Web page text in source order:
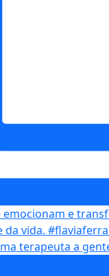
terapeuta a